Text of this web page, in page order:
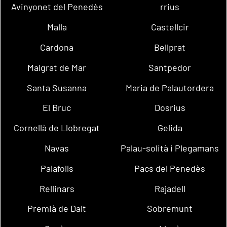
Avinyonet del Penedès
rrius
Malla
Castellcir
Cardona
Bellprat
Malgrat de Mar
Santpedor
Santa Susanna
Maria de Palautordera
El Bruc
Dosrius
Cornellà de Llobregat
Gelida
Navas
Palau-solità i Plegamans
Palafolls
Pacs del Penedès
Rellinars
Rajadell
Premià de Dalt
Sobremunt